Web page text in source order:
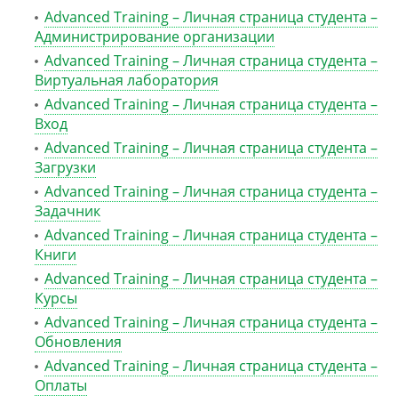
Advanced Training – Личная страница студента –
Администрирование организации
Advanced Training – Личная страница студента –
Виртуальная лаборатория
Advanced Training – Личная страница студента –
Вход
Advanced Training – Личная страница студента –
Загрузки
Advanced Training – Личная страница студента –
Задачник
Advanced Training – Личная страница студента –
Книги
Advanced Training – Личная страница студента –
Курсы
Advanced Training – Личная страница студента –
Обновления
Advanced Training – Личная страница студента –
Оплаты